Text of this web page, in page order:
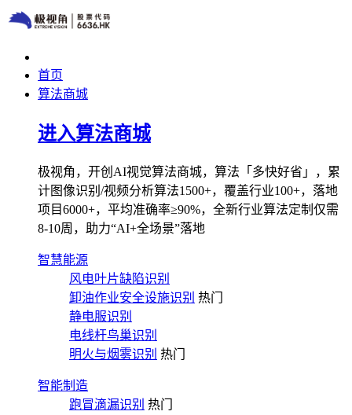
首页
算法商城
进入算法商城
极视角，开创AI视觉算法商城，算法「多快好省」，累
计图像识别/视频分析算法1500+，覆盖行业100+，落地
项目6000+，平均准确率≥90%，全新行业算法定制仅需
8-10周，助力“AI+全场景”落地
智慧能源
风电叶片缺陷识别
卸油作业安全设施识别 热门
静电服识别
电线杆鸟巢识别
明火与烟雾识别 热门
智能制造
跑冒滴漏识别 热门